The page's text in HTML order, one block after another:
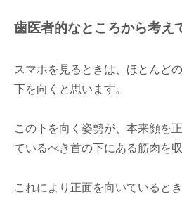
歯医者的なところから考え
スマホを見るときは、ほとんど
下を向くと思います。
この下を向く姿勢が、本来顔を
ているべき首の下にある筋肉を収
これにより正面を向いていると